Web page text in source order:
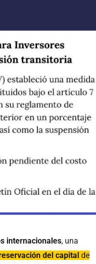
internacionales, una
del capital de